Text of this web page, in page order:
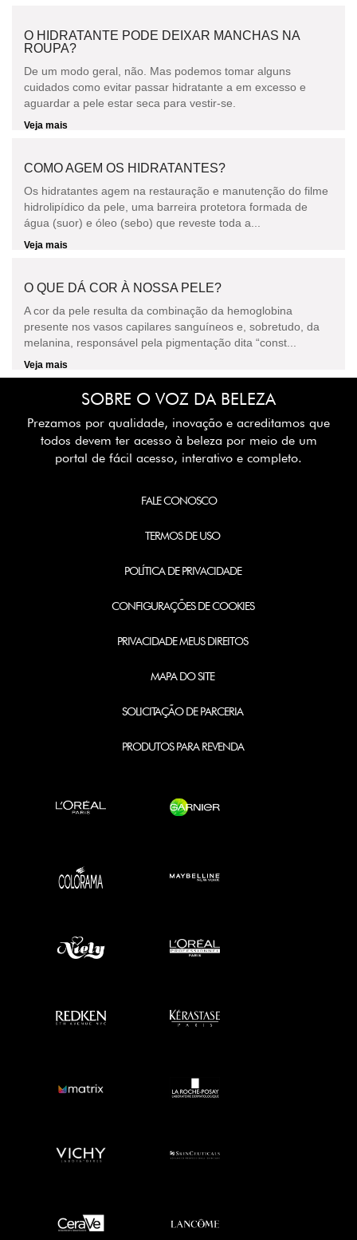
O HIDRATANTE PODE DEIXAR MANCHAS NA
ROUPA?
De um modo geral, não. Mas podemos tomar alguns
cuidados como evitar passar hidratante a em excesso e
aguardar a pele estar seca para vestir-se.
Veja mais
COMO AGEM OS HIDRATANTES?
Os hidratantes agem na restauração e manutenção do filme
hidrolipídico da pele, uma barreira protetora formada de
água (suor) e óleo (sebo) que reveste toda a...
Veja mais
O QUE DÁ COR À NOSSA PELE?
A cor da pele resulta da combinação da hemoglobina
presente nos vasos capilares sanguíneos e, sobretudo, da
melanina, responsável pela pigmentação dita “const...
Veja mais
SOBRE O VOZ DA BELEZA
Prezamos por qualidade, inovação e acreditamos que
todos devem ter acesso à beleza por meio de um
portal de fácil acesso, interativo e completo.
FALE CONOSCO
TERMOS DE USO
POLÍTICA DE PRIVACIDADE
CONFIGURAÇÕES DE COOKIES
PRIVACIDADE MEUS DIREITOS
MAPA DO SITE
SOLICITAÇÃO DE PARCERIA
PRODUTOS PARA REVENDA